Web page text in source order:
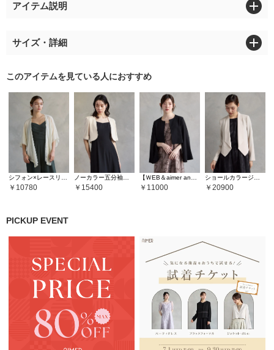
アイテム説明
サイズ・詳細
このアイテムを見ている人におすすめ
10780 15400 11000 20900
PICKUP EVENT